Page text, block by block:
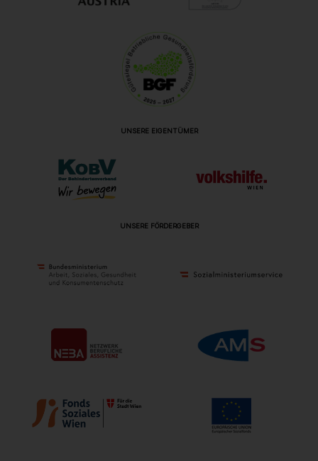
UNSERE EIGENTÜMER
UNSERE FÖRDERGEBER